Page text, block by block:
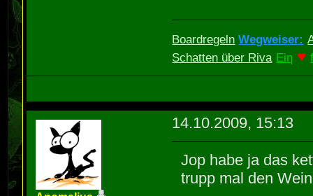
Boardregeln Wegweiser:
Schatten über Riva Eiη ♥
14.10.2009, 15:13
Jop habe ja das
trupp mal den